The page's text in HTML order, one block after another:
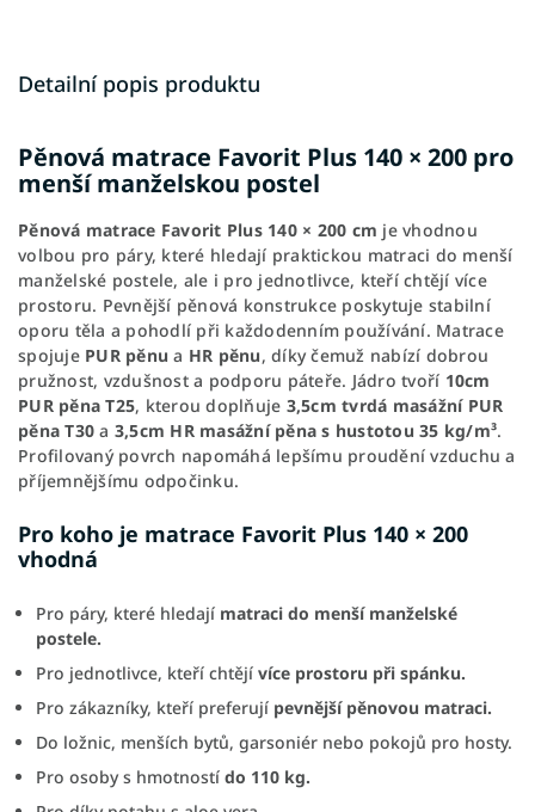
Detailní popis produktu
Pěnová matrace Favorit Plus 140 × 200 pro
menší manželskou postel
Pěnová matrace Favorit Plus 140 × 200 cm je vhodnou
volbou pro páry, které hledají praktickou matraci do menší
manželské postele, ale i pro jednotlivce, kteří chtějí více
prostoru. Pevnější pěnová konstrukce poskytuje stabilní
oporu těla a pohodlí při každodenním používání. Matrace
spojuje PUR pěnu a HR pěnu, díky čemuž nabízí dobrou
pružnost, vzdušnost a podporu páteře. Jádro tvoří 10cm
PUR pěna T25, kterou doplňuje 3,5cm tvrdá masážní PUR
pěna T30 a 3,5cm HR masážní pěna s hustotou 35 kg/m³.
Profilovaný povrch napomáhá lepšímu proudění vzduchu a
příjemnějšímu odpočinku.
Pro koho je matrace Favorit Plus 140 × 200
vhodná
Pro páry, které hledají matraci do menší manželské
postele.
Pro jednotlivce, kteří chtějí více prostoru při spánku.
Pro zákazníky, kteří preferují pevnější pěnovou matraci.
Do ložnic, menších bytů, garsoniér nebo pokojů pro hosty.
Pro osoby s hmotností do 110 kg.